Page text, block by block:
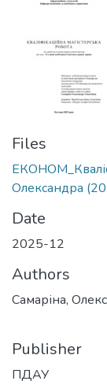
Files
Олександра
Date
2025-12
Authors
Самаріна,
Publisher
ПДАУ